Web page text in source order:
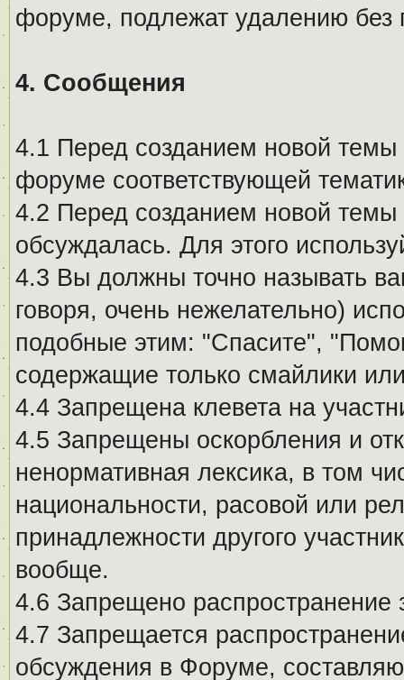
форуме, подлежат удалению без
4. Сообщения
4.1 Перед созданием новой темы
форуме соответствующей
4.2 Перед созданием новой
обсуждалась. Для этого
4.3 Вы должны точно называть
говоря, очень нежелательно)
подобные этим: "Спасите",
содержащие только смайлики
4.4 Запрещена клевета на
4.5 Запрещены оскорбления и
ненормативная лексика, в том
национальности, расовой или
принадлежности другого
вообще.
4.6 Запрещено
4.7 Запрещается
обсуждения в Форуме,